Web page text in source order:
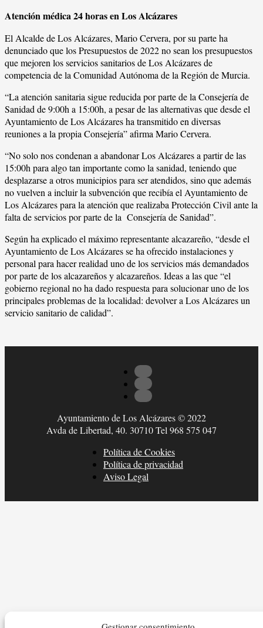
Atención médica 24 horas en Los Alcázares
El Alcalde de Los Alcázares, Mario Cervera, por su parte ha
denunciado que los Presupuestos de 2022 no sean los presupuestos
que mejoren los servicios sanitarios de Los Alcázares de
competencia de la Comunidad Autónoma de la Región de Murcia.
“La atención sanitaria sigue reducida por parte de la Consejería de
Sanidad de 9:00h a 15:00h, a pesar de las alternativas que desde el
Ayuntamiento de Los Alcázares ha transmitido en diversas
reuniones a la propia Consejería” afirma Mario Cervera.
“No solo nos condenan a abandonar Los Alcázares a partir de las
15:00h para algo tan importante como la sanidad, teniendo que
desplazarse a otros municipios para ser atendidos, sino que además
no vuelven a incluir la subvención que recibía el Ayuntamiento de
Los Alcázares para la atención que realizaba Protección Civil ante la
falta de servicios por parte de la Consejería de Sanidad”.
Según ha explicado el máximo representante alcazareño, “desde el
Ayuntamiento de Los Alcázares se ha ofrecido instalaciones y
personal para hacer realidad uno de los servicios más demandados
por parte de los alcazareños y alcazareños. Ideas a las que “el
gobierno regional no ha dado respuesta para solucionar uno de los
principales problemas de la localidad: devolver a Los Alcázares un
servicio sanitario de calidad”.
Ayuntamiento de Los Alcázares © 2022
Avda de Libertad, 40. 30710 Tel 968 575 047
Política de Cookies
Política de privacidad
Aviso Legal